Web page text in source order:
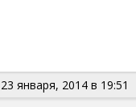
23 января, 2014 в 19:51